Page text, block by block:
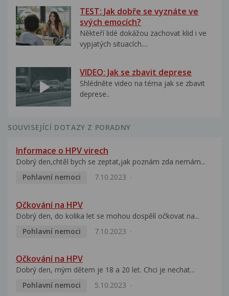
TEST: Jak dobře se vyznáte ve
svých emocích?
Někteří lidé dokážou zachovat klid i ve
vypjatých situacích....
VIDEO: Jak se zbavit deprese
Shlédněte video na téma jak se zbavit
deprese..
SOUVISEJÍCÍ DOTAZY Z PORADNY
Informace o HPV virech
Dobrý den,chtěl bych se zeptat,jak poznám zda nemám...
Pohlavní nemoci
7.10.2023
Očkování na HPV
Dobrý den, do kolika let se mohou dospělí očkovat na...
Pohlavní nemoci
7.10.2023
Očkování na HPV
Dobrý den, mým dětem je 18 a 20 let. Chci je nechat...
Pohlavní nemoci
5.10.2023